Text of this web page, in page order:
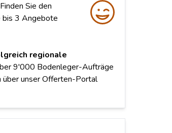
Finden Sie den
bis 3 Angebote
regionale
9'000 Bodenleger-Aufträge
über unser Offerten-Portal